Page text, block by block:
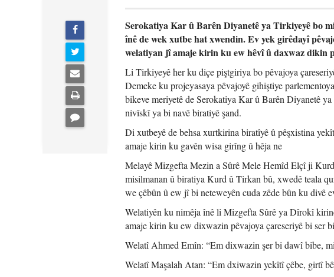
Serokatiya Kar û Barên Diyanetê ya Tirkiyeyê bo
înê de wek xutbe hat xwendin. Ev yek girêdayî
welatiyan jî amaje kirin ku ew hêvî û daxwaz dikin
Li Tirkiyeyê her ku diçe piştgiriya bo pêvajoya
Demeke ku projeyasaya pêvajoyê gihiştiye
bikeve meriyetê de Serokatiya Kar û Barên Diyanetê
nivîskî ya bi navê biratiyê şand.
Di xutbeyê de behsa xurtkirina biratîyê û pêşxistina
amaje kirin ku gavên wisa girîng û hêja ne
Melayê Mizgefta Mezin a Sûrê Mele Hemîd Elçî ji
misilmanan û biratiya Kurd û Tirkan bû, xwedê teala
we çêbûn û ew jî bi neteweyên cuda zêde bûn ku divê
Welatiyên ku nimêja înê li Mizgefta Sûrê ya Dîrokî
amaje kirin ku ew dixwazin pêvajoya çareseriyê bi ser
Welatî Ahmed Emîn: “Em dixwazin şer bi dawî bibe,
Welatî Maşalah Atan: “Em dxiwazin yekîtî çêbe, girtî